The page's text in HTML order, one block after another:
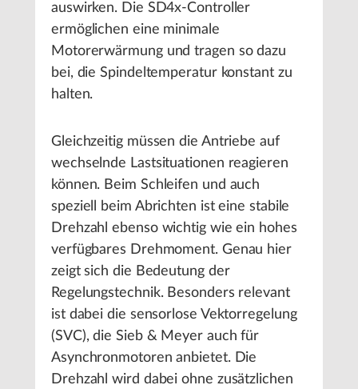
auswirken. Die SD4x-Controller
ermöglichen eine minimale
Motorerwärmung und tragen so dazu
bei, die Spindeltemperatur konstant zu
halten.
Gleichzeitig müssen die Antriebe auf
wechselnde Lastsituationen reagieren
können. Beim Schleifen und auch
speziell beim Abrichten ist eine stabile
Drehzahl ebenso wichtig wie ein hohes
verfügbares Drehmoment. Genau hier
zeigt sich die Bedeutung der
Regelungstechnik. Besonders relevant
ist dabei die sensorlose Vektorregelung
(SVC), die Sieb & Meyer auch für
Asynchronmotoren anbietet. Die
Drehzahl wird dabei ohne zusätzlichen